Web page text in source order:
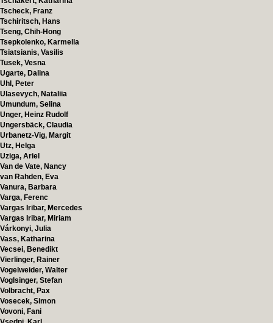
Tscheck, Franz
Tschiritsch, Hans
Tseng, Chih-Hong
Tsepkolenko, Karmella
Tsiatsianis, Vasilis
Tusek, Vesna
Ugarte, Dalina
Uhl, Peter
Ulasevych, Nataliia
Umundum, Selina
Unger, Heinz Rudolf
Ungersbäck, Claudia
Urbanetz-Vig, Margit
Utz, Helga
Uziga, Ariel
Van de Vate, Nancy
van Rahden, Eva
Vanura, Barbara
Varga, Ferenc
Vargas Iribar, Mercedes
Vargas Iribar, Miriam
Várkonyi, Julia
Vass, Katharina
Vecsei, Benedikt
Vierlinger, Rainer
Vogelweider, Walter
Voglsinger, Stefan
Volbracht, Pax
Vosecek, Simon
Vovoni, Fani